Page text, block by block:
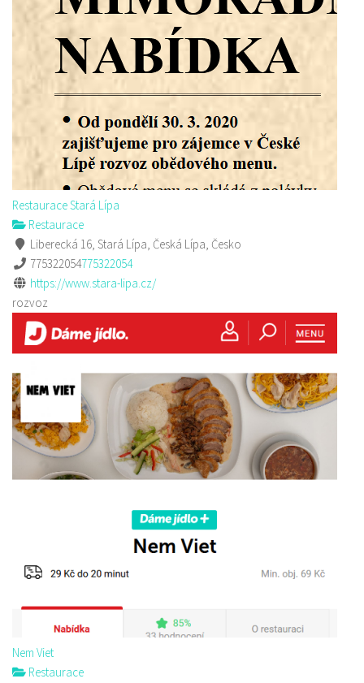
Restaurace Stará Lípa
Restaurace
Liberecká 16, Stará Lípa, Česká Lípa, Česko
775322054775322054
https://www.stara-lipa.cz/
rozvoz
Nem Viet
Restaurace